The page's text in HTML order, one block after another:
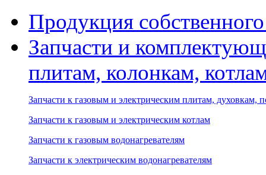
Продукция
Запчасти и
плитам, колонкам,
Запчасти к газовым и электрическим плитам, духовкам,
Запчасти к газовым и электрическим котлам
Запчасти к газовым водонагревателям
Запчасти к электрическим водонагревателям